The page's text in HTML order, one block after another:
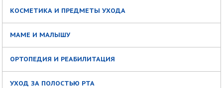
КОСМЕТИКА И ПРЕДМЕТЫ УХОДА
МАМЕ И МАЛЫШУ
ОРТОПЕДИЯ И РЕАБИЛИТАЦИЯ
УХОД ЗА ПОЛОСТЬЮ РТА